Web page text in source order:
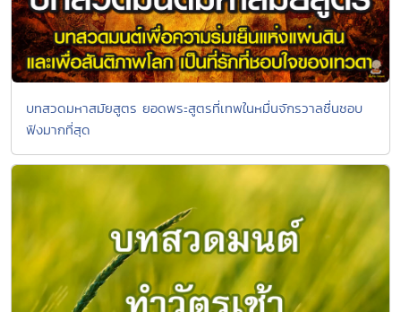
บทสวดมหาสมัยสูตร ยอดพระสูตรที่เทพในหมื่นจักรวาลชื่นชอบ
ฟังมากที่สุด